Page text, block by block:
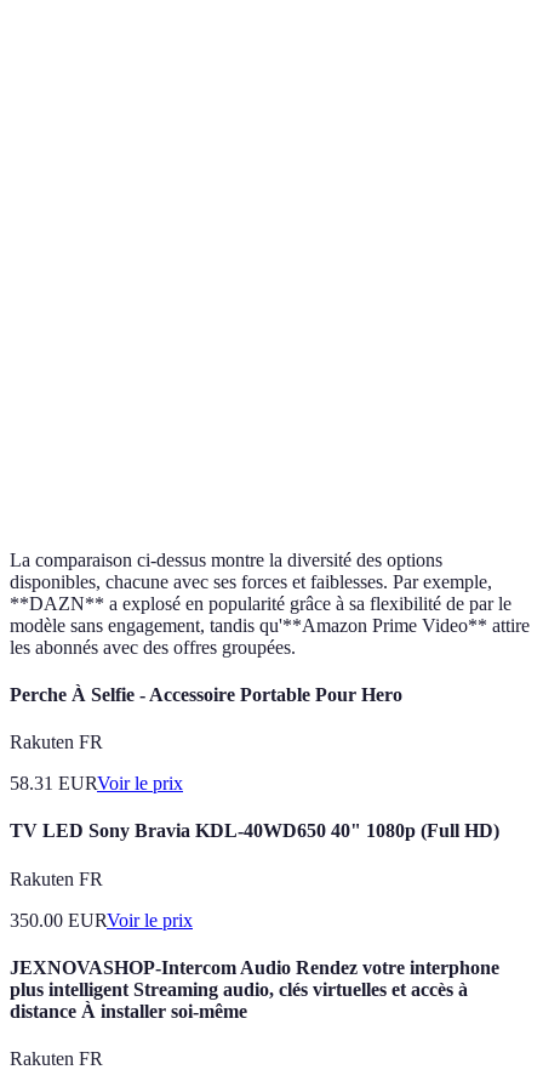
La comparaison ci-dessus montre la diversité des options
disponibles, chacune avec ses forces et faiblesses. Par exemple,
**DAZN** a explosé en popularité grâce à sa flexibilité de par le
modèle sans engagement, tandis qu'**Amazon Prime Video** attire
les abonnés avec des offres groupées.
Perche À Selfie - Accessoire Portable Pour Hero
Rakuten FR
58.31 EURVoir le prix
TV LED Sony Bravia KDL-40WD650 40" 1080p (Full HD)
Rakuten FR
350.00 EURVoir le prix
JEXNOVASHOP-Intercom Audio Rendez votre interphone
plus intelligent Streaming audio, clés virtuelles et accès à
distance À installer soi-même
Rakuten FR